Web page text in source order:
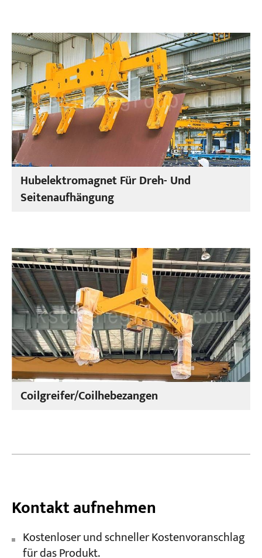
Hubelektromagnet Für Dreh- Und
Seitenaufhängung
Coilgreifer/Coilhebezangen
Kontakt aufnehmen
Kostenloser und schneller Kostenvoranschlag
für das Produkt.